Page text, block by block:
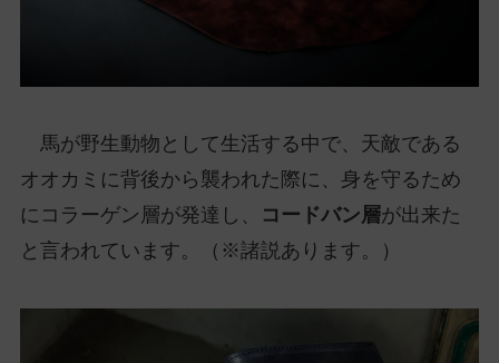
馬が野生動物として生活する中で、天敵である
オオカミに背後から襲われた際に、身を守るため
にコラーゲン層が発達し、
コードバン層が出来た
と言われています。（※諸説あります。）